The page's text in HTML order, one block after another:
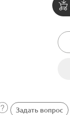
Задать вопрос